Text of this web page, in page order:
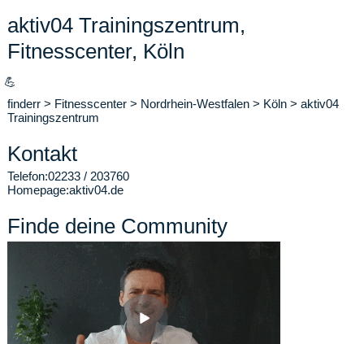
aktiv04 Trainingszentrum,
Fitnesscenter, Köln
💪
finderr > Fitnesscenter > Nordrhein-Westfalen > Köln > aktiv04
Trainingszentrum
Kontakt
Telefon:02233 / 203760
Homepage:aktiv04.de
Finde deine Community